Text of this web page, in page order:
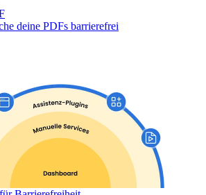
deine PDFs barrierefrei